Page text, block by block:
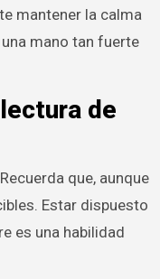
mantener la calma
mano tan fuerte
de
que, aunque
Estar dispuesto
es una habilidad